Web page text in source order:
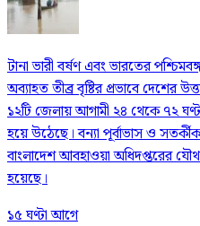
টানা ভারী বর্ষণ এবং ভারতের
অব্যাহত তীব্র বৃষ্টির প্রভাবে দেশের
১২টি জেলায় আগামী ২৪ থেকে ৭২
হয়ে উঠেছে। বন্যা পূর্বাভাস ও
বাংলাদেশ আবহাওয়া অধিদপ্তরের
হয়েছে।
১৫ ঘণ্টা আগে